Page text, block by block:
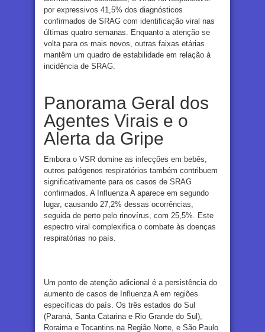
por expressivos 41,5% dos diagnósticos
confirmados de SRAG com identificação viral nas
últimas quatro semanas. Enquanto a atenção se
volta para os mais novos, outras faixas etárias
mantêm um quadro de estabilidade em relação à
incidência de SRAG.
Panorama Geral dos
Agentes Virais e o
Alerta da Gripe
Embora o VSR domine as infecções em bebês,
outros patógenos respiratórios também contribuem
significativamente para os casos de SRAG
confirmados. A Influenza A aparece em segundo
lugar, causando 27,2% dessas ocorrências,
seguida de perto pelo rinovírus, com 25,5%. Este
espectro viral complexifica o combate às doenças
respiratórias no país.
Um ponto de atenção adicional é a persistência do
aumento de casos de Influenza A em regiões
específicas do país. Os três estados do Sul
(Paraná, Santa Catarina e Rio Grande do Sul),
Roraima e Tocantins na Região Norte, e São Paulo